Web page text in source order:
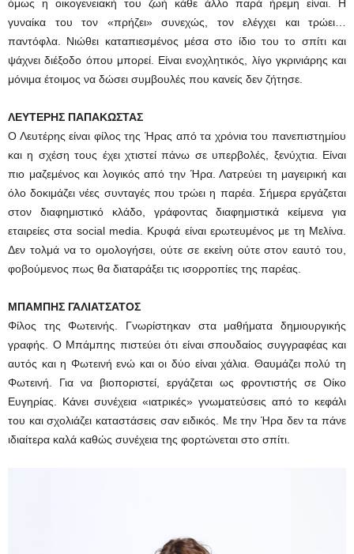
όμως η οικογενειακή του ζωή κάθε άλλο παρά ήρεμη είναι. Η
γυναίκα του τον «πρήζει» συνεχώς, τον ελέγχει και τρώει…
παντόφλα. Νιώθει καταπιεσμένος μέσα στο ίδιο του το σπίτι και
ψάχνει διέξοδο όπου μπορεί. Είναι ενοχλητικός, λίγο γκρινιάρης και
μόνιμα έτοιμος να δώσει συμβουλές που κανείς δεν ζήτησε.
ΛΕΥΤΕΡΗΣ ΠΑΠΑΚΩΣΤΑΣ
Ο Λευτέρης είναι φίλος της Ήρας από τα χρόνια του πανεπιστημίου
και η σχέση τους έχει χτιστεί πάνω σε υπερβολές, ξενύχτια. Είναι
πιο μαζεμένος και λογικός από την Ήρα. Λατρεύει τη μαγειρική και
όλο δοκιμάζει νέες συνταγές που τρώει η παρέα. Σήμερα εργάζεται
στον διαφημιστικό κλάδο, γράφοντας διαφημιστικά κείμενα για
εταιρείες στα social media. Κρυφά είναι ερωτευμένος με τη Μελίνα.
Δεν τολμά να το ομολογήσει, ούτε σε εκείνη ούτε στον εαυτό του,
φοβούμενος πως θα διαταράξει τις ισορροπίες της παρέας.
ΜΠΑΜΠΗΣ ΓΑΛΙΑΤΣΑΤΟΣ
Φίλος της Φωτεινής. Γνωρίστηκαν στα μαθήματα δημιουργικής
γραφής. Ο Μπάμπης πιστεύει ότι είναι σπουδαίος συγγραφέας και
αυτός και η Φωτεινή ενώ και οι δύο είναι χάλια. Θαυμάζει πολύ τη
Φωτεινή. Για να βιοποριστεί, εργάζεται ως φροντιστής σε Οίκο
Ευγηρίας. Κάνει συνέχεια «ιατρικές» γνωματεύσεις από το κεφάλι
του και σχολιάζει καταστάσεις σαν ειδικός. Με την Ήρα δεν τα πάνε
ιδιαίτερα καλά καθώς συνέχεια της φορτώνεται στο σπίτι.